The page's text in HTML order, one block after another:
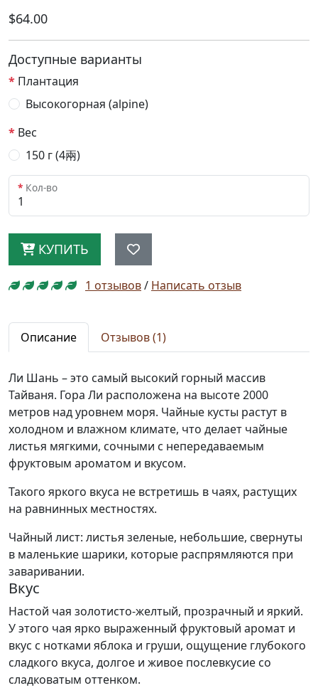
$64.00
Доступные варианты
Плантация
Высокогорная (alpine)
Вес
150 г (4兩)
Кол-во
КУПИТЬ
1 отзывов/ Написать отзыв
Описание Отзывов (1)
Ли Шань – это самый высокий горный массив
Тайваня. Гора Ли расположена на высоте 2000
метров над уровнем моря. Чайные кусты растут в
холодном и влажном климате, что делает чайные
листья мягкими, сочными с непередаваемым
фруктовым ароматом и вкусом.
Такого яркого вкуса не встретишь в чаях, растущих
на равнинных местностях.
Чайный лист: листья зеленые, небольшие, свернуты
в маленькие шарики, которые распрямляются при
заваривании.
Вкус
Настой чая золотисто-желтый, прозрачный и яркий.
У этого чая ярко выраженный фруктовый аромат и
вкус с нотками яблока и груши, ощущение глубокого
сладкого вкуса, долгое и живое послевкусие со
сладковатым оттенком.